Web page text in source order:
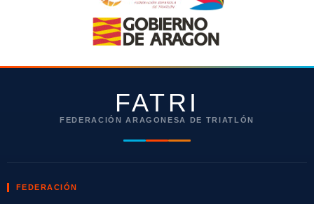
FATRI
FEDERACIÓN ARAGONESA DE TRIATLÓN
FEDERACIÓN